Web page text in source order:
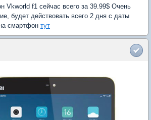
Vkworld f1 сейчас всего за 39.99$ Очень
будет действовать всего 2 дня с даты
смартфон тут